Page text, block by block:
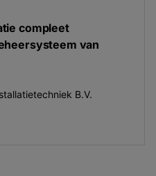
compleet
van
B.V.